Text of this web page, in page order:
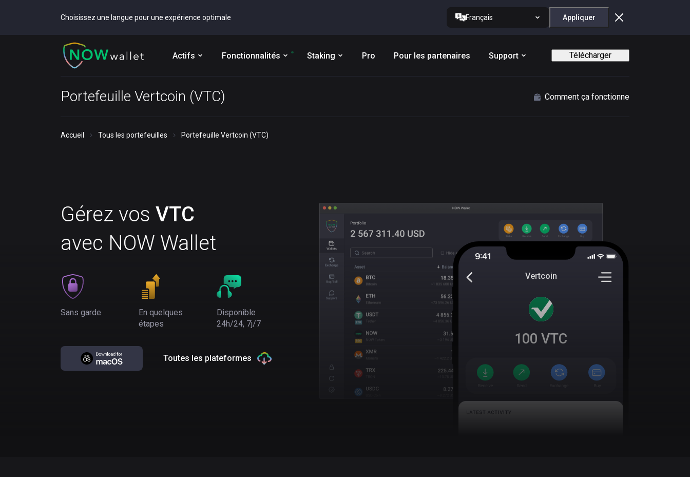
Choisissez une langue pour une expérience optimale Français Appliquer
Actifs Fonctionnalités Staking Pro Pour les partenaires Support Télécharger
Portefeuille Vertcoin (VTC) Comment ça fonctionne
Accueil Tous les portefeuilles Portefeuille Vertcoin (VTC)
Gérez vos VTC
avec NOW Wallet
Sans garde
En quelques
étapes
Disponible
24h/24, 7j/7
Toutes les plateformes
Vertcoin
100 VTC